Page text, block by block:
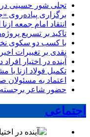
تجلی شور حسینی در
برگزاری پیاده‌روی
انتقاد امام جمعه
تاکید بر تسریع
با کسب دو سکوی
نقدی بر تغییرات
آینده در اختیار
تکمیل فولاد ازنا با
اعتماد به مسئولان
حضور شاعر برجسته
اجتماعی